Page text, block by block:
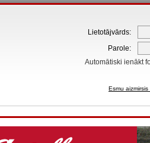
Lietotājvārds:
Parole:
Automātiski ienākt
Esmu